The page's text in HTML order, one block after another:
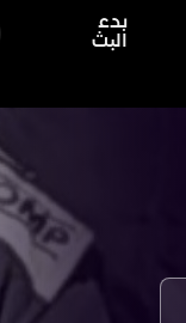
بدء
البث